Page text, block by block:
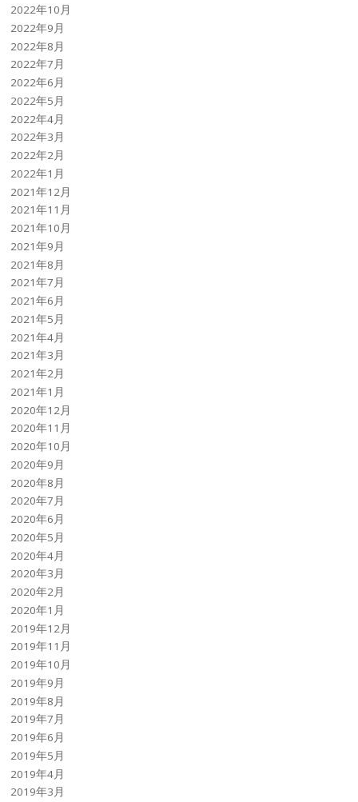
2022年10月
2022年9月
2022年8月
2022年7月
2022年6月
2022年5月
2022年4月
2022年3月
2022年2月
2022年1月
2021年12月
2021年11月
2021年10月
2021年9月
2021年8月
2021年7月
2021年6月
2021年5月
2021年4月
2021年3月
2021年2月
2021年1月
2020年12月
2020年11月
2020年10月
2020年9月
2020年8月
2020年7月
2020年6月
2020年5月
2020年4月
2020年3月
2020年2月
2020年1月
2019年12月
2019年11月
2019年10月
2019年9月
2019年8月
2019年7月
2019年6月
2019年5月
2019年4月
2019年3月